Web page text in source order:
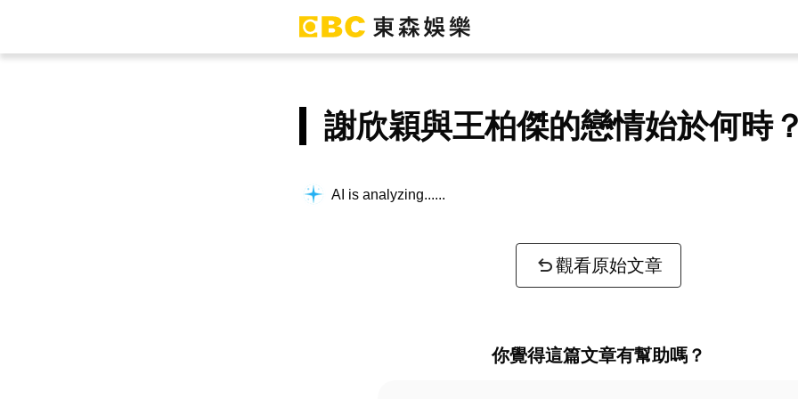
謝欣穎與王柏傑的戀情始於何時
AI is analyzing...
觀看原始文章
你覺得這篇文章有幫助嗎？